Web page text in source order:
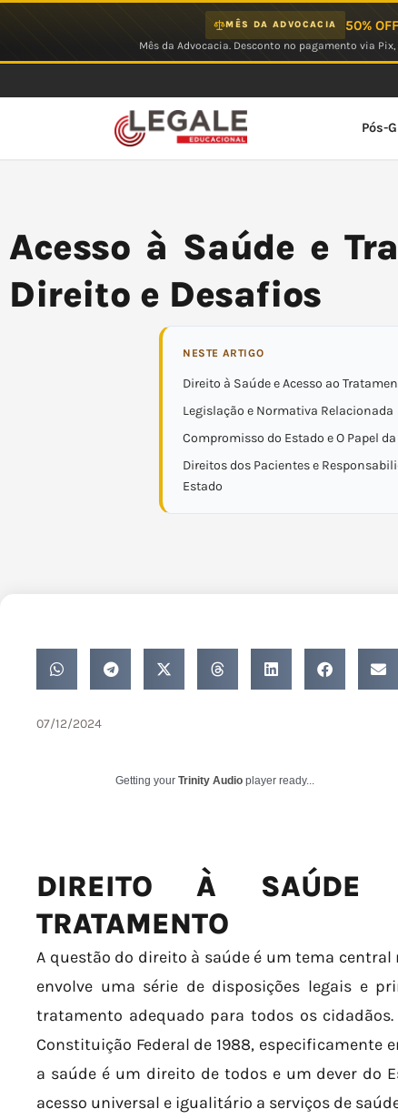
MÊS DA ADVOCACIA 50% OFF
Mês da Advocacia. Desconto no pagamento via
Pós-
Acesso à Saúde e
Direito e Desafios
NESTE ARTIGO
Direito à Saúde e Acesso ao
Legislação e Normativa Relacionada
Compromisso do Estado e O Papel
Direitos dos Pacientes e
Estado
07/12/2024
Getting your Trinity Audio player ready...
DIREITO À
TRATAMENTO
A questão do direito à saúde é um tema
envolve uma série de disposições legais e
tratamento adequado para todos os
Constituição Federal de 1988, especificamente
a saúde é um direito de todos e um dever do
acesso universal e igualitário a serviços de